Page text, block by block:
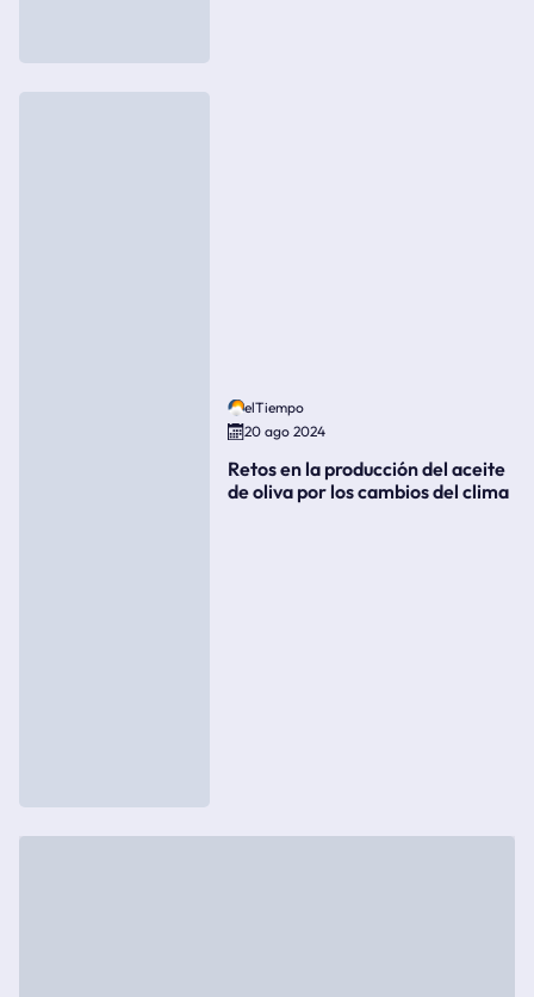
elTiempo
20 ago 2024
Retos en la producción del aceite
de oliva por los cambios del clima